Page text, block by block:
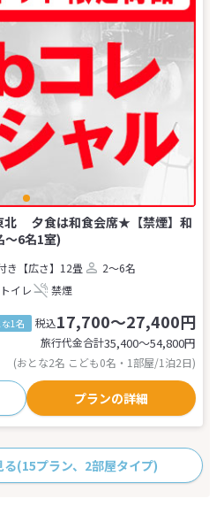
北 夕食は和食会席★【禁煙】和
～6名1室)
き 【広さ】12畳
2～6名
トイレ 禁煙
1名 税込17,700～27,400円
旅行代金合計35,400〜54,800円
(おとな2名 こども0名・1部屋/1泊2日)
プランの詳細
る(15プラン、2部屋タイプ)